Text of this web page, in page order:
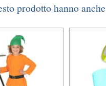
prodotto hanno